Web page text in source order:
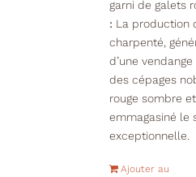
garni de galets
: La production
charpenté,
d’une
des cépages
rouge sombre
emmagasiné le
exceptionnelle.
Ajouter au